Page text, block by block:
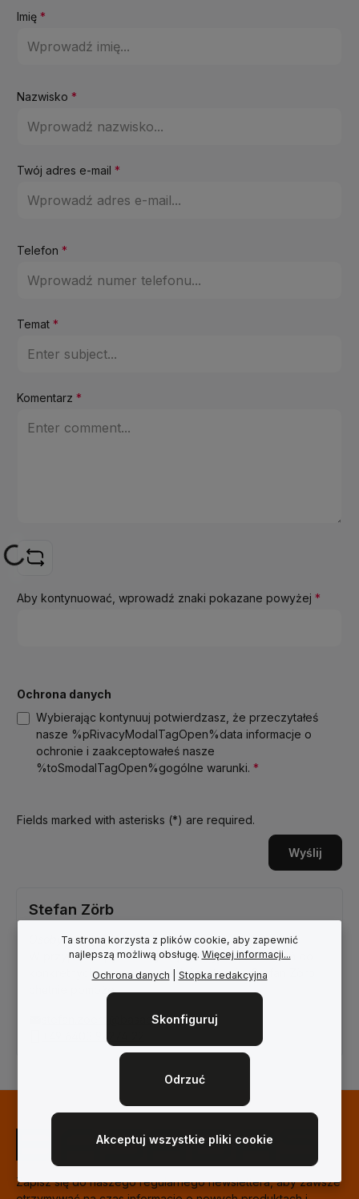
Imię *
Nazwisko *
Twój adres e-mail *
Telefon *
Temat *
Komentarz *
Loading...
Aby kontynuować, wprowadź znaki pokazane powyżej *
Ochrona danych
Wybierając kontynuuj potwierdzasz, że przeczytałeś
nasze %pRivacyModalTagOpen%data informacje o
ochronie i zaakceptowałeś nasze
%toSmodalTagOpen%gogólne warunki. *
Fields marked with asterisks (*) are required.
Wyślij
Stefan Zörb
Osoby kontaktowe ds. łyżek
W przypadku pytań dotyczących łyżek, mocowań do
konkretnych maszyn nośnych i systemów Stefan Zörb
chętnie pomoże.
stefan.zoerb@basabas.de
Zapisz się do naszego regularnego newslettera, aby zawsze
Ta strona korzysta z plików cookie, aby zapewnić
najlepszą możliwą obsługę. Więcej informacji...
Ochrona danych
Stopka redakcyjna
Odrzuć
Skonfiguruj
Akceptuj wszystkie pliki cookie